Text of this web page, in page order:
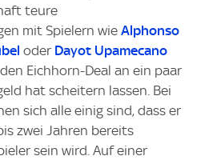
teure
mit Spielern wie Alphonso
oder Dayot Upamecano
Eichhorn-Deal an ein paar
hat scheitern lassen. Bei
sich alle einig sind, dass er
zwei Jahren bereits
sein wird. Auf einer